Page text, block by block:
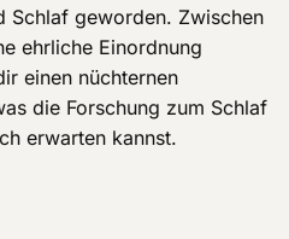
Schlaf geworden. Zwischen
ehrliche Einordnung
einen nüchternen
die Forschung zum Schlaf
erwarten kannst.